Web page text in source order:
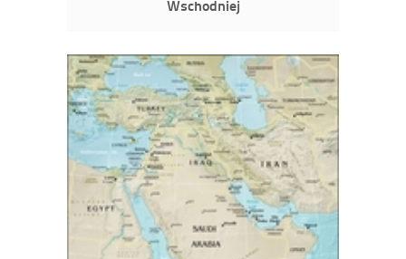
Wschodniej